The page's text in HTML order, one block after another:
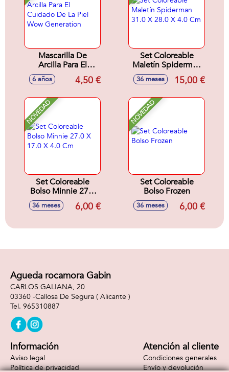
Mascarilla De
Arcilla Para El
Cuidado De La Piel
Wow Generation
6 años 4,50 €
Set Coloreable
Maletín Spiderman
31.0 X 28.0 X 4.0
Cm
36 meses 15,00 €
NOVEDAD
Set Coloreable
Bolso Minnie 27.0
X 17.0 X 4.0 Cm
36 meses 6,00 €
NOVEDAD
Set Coloreable
Bolso Frozen
36 meses 6,00 €
Agueda rocamora Gabin
CARLOS GALIANA, 20
03360 -Callosa De Segura ( Alicante )
965310887
Información
Aviso legal
Política de privacidad
Atención al cliente
Condiciones generales
Envío y devolución